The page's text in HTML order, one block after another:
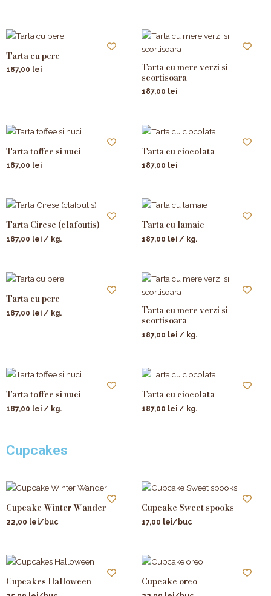
Tarta cu pere
187,00 lei
Tarta cu mere verzi si
scortisoara
187,00 lei
Tarta toffee si nuci
187,00 lei
Tarta cu ciocolata
187,00 lei
Tarta Cirese (clafoutis)
187,00 lei / kg.
Tarta cu lamaie
187,00 lei / kg.
Tarta cu pere
187,00 lei / kg.
Tarta cu mere verzi si
scortisoara
187,00 lei / kg.
Tarta toffee si nuci
187,00 lei / kg.
Tarta cu ciocolata
187,00 lei / kg.
Cupcakes
Cupcake Winter Wander
22,00 lei/buc
Cupcake Sweet spooks
17,00 lei/buc
Cupcakes Halloween Cupcake oreo